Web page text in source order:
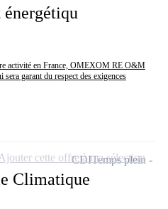
activité en France, OMEXOM RE O&M
garant du respect des exigences
Climatique
CDITemps plein
cette offre à ma sélection